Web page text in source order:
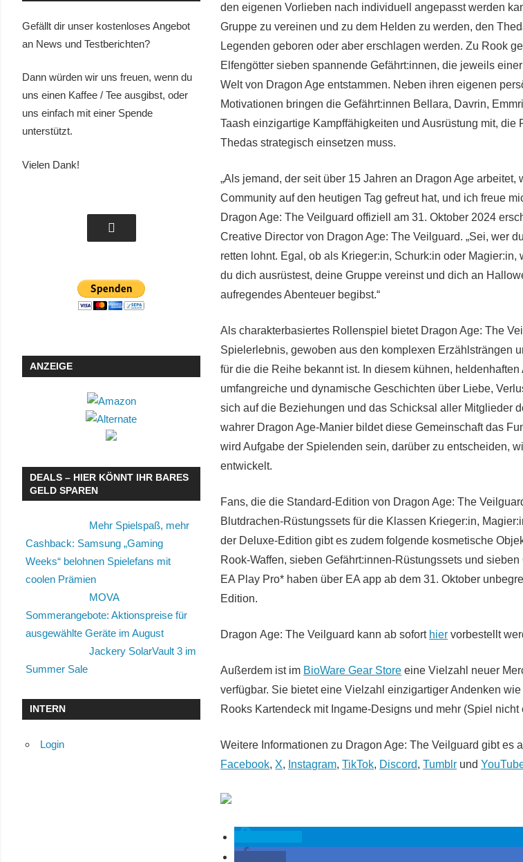
den eigenen Vorlieben nach individuell angepasst werden
Gruppe zu vereinen und zu dem Helden zu werden, den
Legenden geboren oder aber erschlagen werden. Zu Rook
Elfengötter sieben spannende Gefährt:innen, die jeweils
Welt von Dragon Age entstammen. Neben ihren eigenen
Motivationen bringen die Gefährt:innen Bellara, Davrin,
Taash einzigartige Kampffähigkeiten und Ausrüstung mit, die
Thedas strategisch einsetzen muss.
„Als jemand, der seit über 15 Jahren an Dragon Age
Community auf den heutigen Tag gefreut hat, und ich freue
Dragon Age: The Veilguard offiziell am 31. Oktober 2024
Creative Director von Dragon Age: The Veilguard. „Sei, wer
retten lohnt. Egal, ob als Krieger:in, Schurk:in oder Magier:in,
du dich ausrüstest, deine Gruppe vereinst und dich an
aufregendes Abenteuer begibst.“
Als charakterbasiertes Rollenspiel bietet Dragon Age: The
Spielerlebnis, gewoben aus den komplexen Erzählsträngen
für die die Reihe bekannt ist. In diesem kühnen,
umfangreiche und dynamische Geschichten über Liebe,
sich auf die Beziehungen und das Schicksal aller Mitglieder
wahrer Dragon Age-Manier bildet diese Gemeinschaft das
wird Aufgabe der Spielenden sein, darüber zu entscheiden,
entwickelt.
Fans, die die Standard-Edition von Dragon Age: The
Blutdrachen-Rüstungssets für die Klassen Krieger:in,
der Deluxe-Edition gibt es zudem folgende kosmetische
Rook-Waffen, sieben Gefährt:innen-Rüstungssets und
EA Play Pro* haben über EA app ab dem 31. Oktober
Edition.
Dragon Age: The Veilguard kann ab sofort hier vorbestellt
Außerdem ist im BioWare Gear Store eine Vielzahl neuer
verfügbar. Sie bietet eine Vielzahl einzigartiger Andenken
Rooks Kartendeck mit Ingame-Designs und mehr (Spiel nicht
Weitere Informationen zu Dragon Age: The Veilguard gibt es
Facebook, X, Instagram,TikTok, Discord,Tumblr und
Gefällt dir unser kostenloses Angebot
an News und Testberichten?
Dann würden wir uns freuen, wenn du
uns einen Kaffee / Tee ausgibst, oder
uns einfach mit einer Spende
unterstützt.
Vielen Dank!
ANZEIGE
DEALS – HIER KÖNNT IHR BARES
GELD SPAREN
Mehr Spielspaß, mehr
Cashback: Samsung „Gaming
Weeks“ belohnen Spielefans mit
coolen Prämien
MOVA
Sommerangebote: Aktionspreise für
ausgewählte Geräte im August
Jackery SolarVault 3 im
Summer Sale
INTERN
Login